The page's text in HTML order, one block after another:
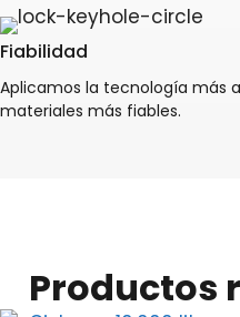
Fiabilidad
Aplicamos la tecnología más
materiales más fiables.
Productos